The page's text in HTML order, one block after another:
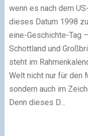
wenn es nach dem
dieses Datum 1998
eine-Geschichte-Tag
Schottland und
steht im
Welt nicht nur für den
sondern auch im
Denn dieses D...